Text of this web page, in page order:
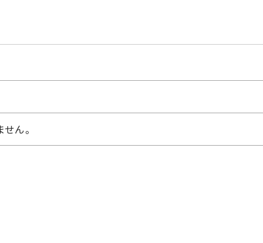
ん。